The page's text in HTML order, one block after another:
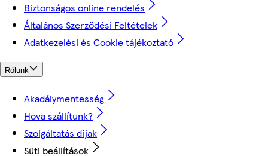
Biztonságos online rendelés
Általános Szerződési Feltételek
Adatkezelési és Cookie tájékoztató
Rólunk
Akadálymentesség
Hova szállítunk?
Szolgáltatás díjak
Süti beállítások